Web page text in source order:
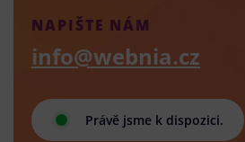
Právě jsme k dispozici.
NAPIŠTE NÁM
info@webnia.cz